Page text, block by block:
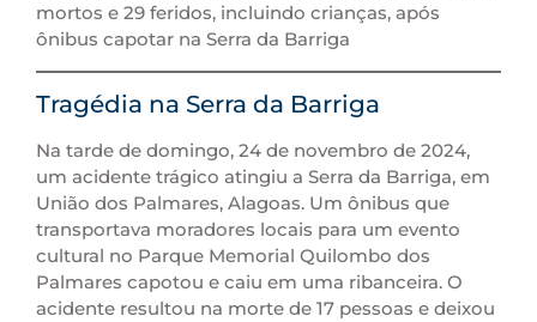
mortos e 29 feridos, incluindo crianças, após
ônibus capotar na Serra da Barriga
Tragédia na Serra da Barriga
Na tarde de domingo, 24 de novembro de 2024,
um acidente trágico atingiu a Serra da Barriga, em
União dos Palmares, Alagoas. Um ônibus que
transportava moradores locais para um evento
cultural no Parque Memorial Quilombo dos
Palmares capotou e caiu em uma ribanceira. O
acidente resultou na morte de 17 pessoas e deixou